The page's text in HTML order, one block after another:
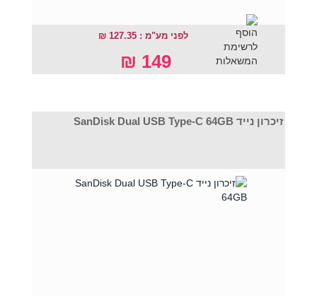
לפני מע"מ : 127.35 ₪
149 ₪
זיכרון נייד SanDisk Dual USB Type-C 64GB